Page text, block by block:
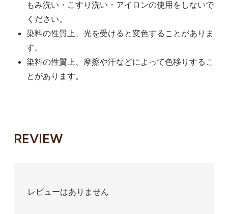
もみ洗い・こすり洗い・アイロンの使用をしないで
ください。
染料の性質上、光を受けると変色することがありま
す。
染料の性質上、摩擦や汗などによって色移りするこ
とがあります。
REVIEW
レビューはありません